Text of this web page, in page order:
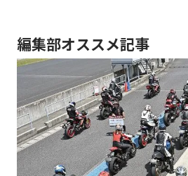
編集部オススメ記事